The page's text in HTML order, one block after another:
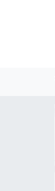
Bilim,
Yerel